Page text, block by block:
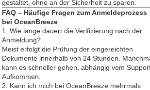
gestaltet, ohne an der Sicherheit zu sparen.
FAQ – Häufige Fragen zum Anmeldeprozess
bei OceanBreeze
1. Wie lange dauert die Verifizierung nach der
Anmeldung?
Meist erfolgt die Prüfung der eingereichten
Dokumente innerhalb von 24 Stunden.
kann es schneller gehen, abhängig vom
Aufkommen.
2. Kann ich mich bei OceanBreeze mehrmals